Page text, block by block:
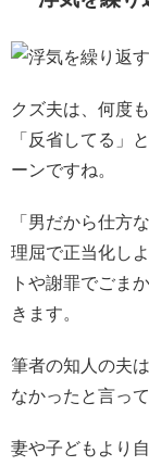
クズ夫は、何度
「反省してる」
ーンですね。
「男だから仕方
理屈で正当化し
トや謝罪でごま
きます。
筆者の知人の夫
なかったと言っ
妻や子どもより